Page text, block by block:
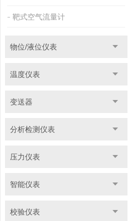
靶式空气流量计
物位/液位仪表
温度仪表
变送器
分析检测仪表
压力仪表
智能仪表
校验仪表